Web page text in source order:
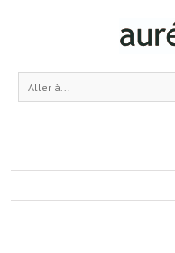
Aller à...